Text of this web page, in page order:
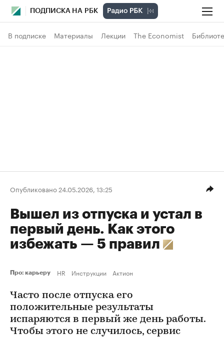
ПОДПИСКА НА РБК
В подписке Материалы Лекции The Economist
Опубликовано 24.05.2026, 13:25
Вышел из отпуска и устал в
первый день. Как этого
избежать — 5 правил
Про: карьеру HR Инструкции Актион
Часто после отпуска его
положительные результаты
испаряются в первый же день работы.
Чтобы этого не случилось, сервис